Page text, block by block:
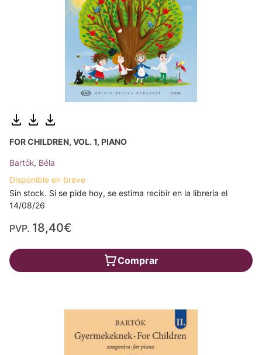
FOR CHILDREN, VOL. 1, PIANO
Bartók, Béla
Disponible en breve
Sin stock. Si se pide hoy, se estima recibir en la librería el
14/08/26
PVP. 18,40€
Comprar